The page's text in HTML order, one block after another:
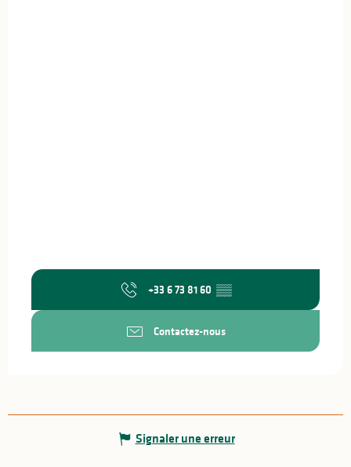
+33 6 73 81 60 ▒▒
Contactez-nous
Signaler une erreur